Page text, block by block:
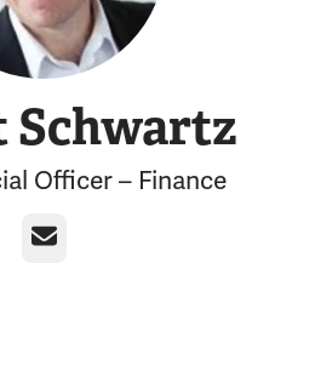
Schwartz
Officer – Finance
E-post